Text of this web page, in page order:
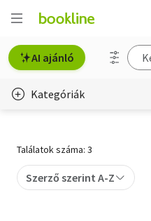
AI ajánló
Kategóriák
Gyermek- és ifjúsági
Találatok száma: 3
Szerző szerint A-Z